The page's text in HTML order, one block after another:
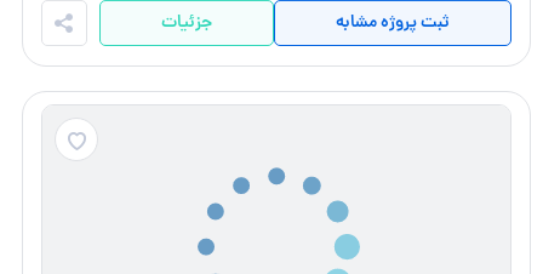
ثبت پروژه مشابه جزئیات